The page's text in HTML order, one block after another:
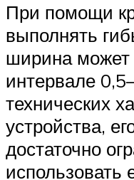
При помощи
выполнять
ширина может
интервале
технических
устройства,
достаточно
использовать